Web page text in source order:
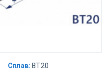
Сплав: ВТ20